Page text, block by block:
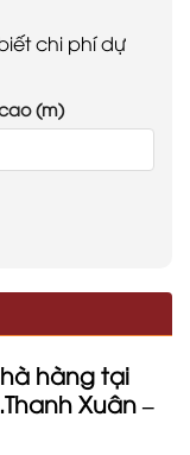
chi phí dự
(m)
hàng tại
Xuân –